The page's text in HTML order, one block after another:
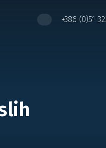
+386 (0)51